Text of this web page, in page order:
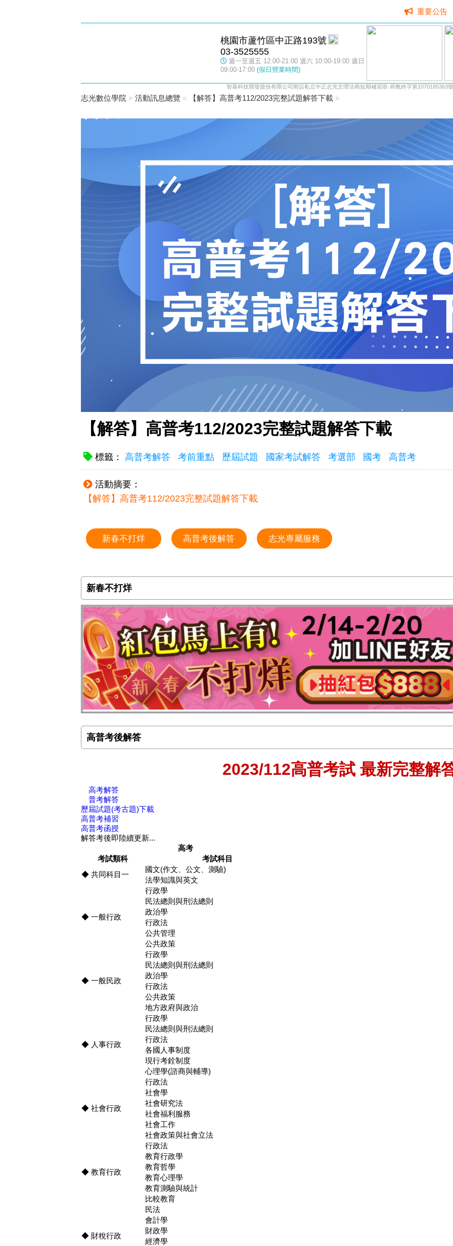
重要公告
桃園市蘆竹區中正路193號
03-3525555
週一至週五 12:00-21:00 週六 10:00-19:00 週日
09:00-17:00 (假日營業時間)
智基科技開發股份有限公司附設私立中正志光文理法商短期補習班-府教終字第1070185363號
志光數位學院 » 活動訊息總覽 » 【解答】高普考112/2023完整試題解答下載 »
【解答】高普考112/2023完整試題解答下載
標籤： 高普考解答 考前重點 歷屆試題 國家考試解答 考選部 國考 高普考
活動摘要：
【解答】高普考112/2023完整試題解答下載
新春不打烊 高普考後解答 志光專屬服務
新春不打烊
高普考後解答
2023/112高普考試 最新完整解
高考解答
普考解答
歷屆試題(考古題)下載
高普考補習
高普考函授
解答考後即陸續更新...
高考
考試類科
考試科目
◆ 共同科目一
國文(作文、公文、測驗)
法學知識與英文
◆ 一般行政
行政學
民法總則與刑法總則
政治學
行政法
公共管理
公共政策
◆ 一般民政
行政學
民法總則與刑法總則
政治學
行政法
公共政策
地方政府與政治
◆ 人事行政
行政學
民法總則與刑法總則
行政法
各國人事制度
現行考銓制度
心理學(諮商與輔導)
◆ 社會行政
行政法
社會學
社會研究法
社會福利服務
社會工作
社會政策與社會立法
◆ 教育行政
行政法
教育行政學
教育哲學
教育心理學
教育測驗與統計
比較教育
◆ 財稅行政
民法
會計學
財政學
經濟學